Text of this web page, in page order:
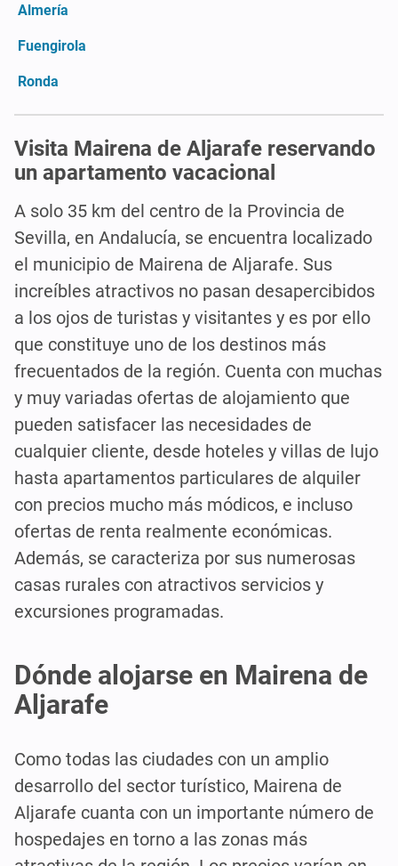
Almería
Fuengirola
Ronda
Visita Mairena de Aljarafe reservando
un apartamento vacacional
A solo 35 km del centro de la Provincia de
Sevilla, en Andalucía, se encuentra localizado
el municipio de Mairena de Aljarafe. Sus
increíbles atractivos no pasan desapercibidos
a los ojos de turistas y visitantes y es por ello
que constituye uno de los destinos más
frecuentados de la región. Cuenta con muchas
y muy variadas ofertas de alojamiento que
pueden satisfacer las necesidades de
cualquier cliente, desde hoteles y villas de lujo
hasta apartamentos particulares de alquiler
con precios mucho más módicos, e incluso
ofertas de renta realmente económicas.
Además, se caracteriza por sus numerosas
casas rurales con atractivos servicios y
excursiones programadas.
Dónde alojarse en Mairena de
Aljarafe
Como todas las ciudades con un amplio
desarrollo del sector turístico, Mairena de
Aljarafe cuanta con un importante número de
hospedajes en torno a las zonas más